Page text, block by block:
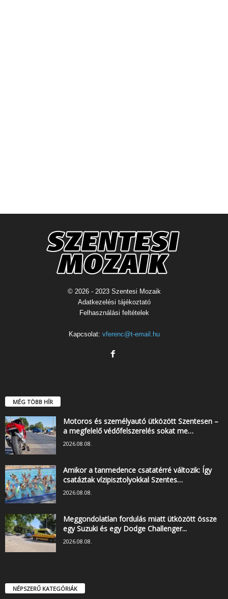
© 2026 - 2023 Szentesi Mozaik
Adatkezelési tájékoztató
Felhasználási feltételek
Kapcsolat: vferenc@t-email.hu
MÉG TÖBB HÍR
Motoros és személyautó ütközött Szentesen –
a megfelelő védőfelszerelés sokat me…
2026.08.08.
Amikor a tanmedence csatatérré változik: Így
csatáztak vízipisztolyokkal Szentes…
2026.08.08.
Meggondolatlan fordulás miatt ütközött össze
egy Suzuki és egy Dodge Challenger...
2026.08.08.
NÉPSZERŰ KATEGÓRIÁK